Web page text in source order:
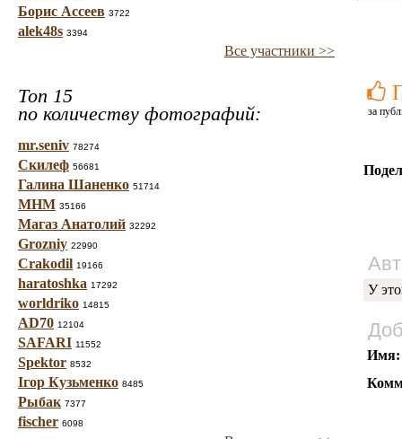
Борис Ассеев 3722
alek48s 3394
Все участники >>
Топ 15
по количеству фотографий:
mr.seniv 78274
Скилеф 56681
Галина Шаненко 51714
МНМ 35166
Магаз Анатолий 32292
Grozniy 22990
Crakodil 19166
haratoshka 17292
worldriko 14815
AD70 12104
SAFARI 11552
Spektor 8532
Ігор Кузьменко 8485
Рыбак 7377
fischer 6098
за
У
Имя: